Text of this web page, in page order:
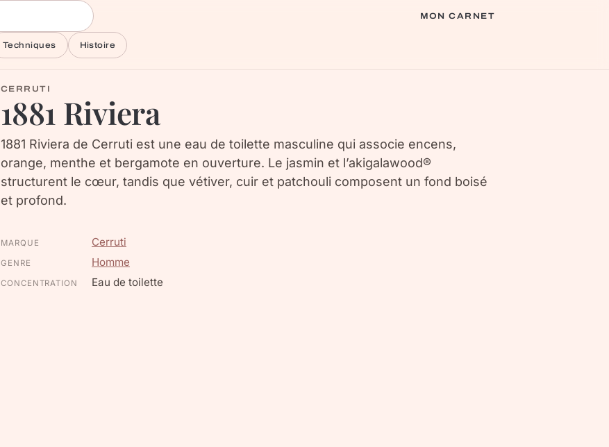
MON CARNET
Techniques Histoire
CERRUTI
1881 Riviera
1881 Riviera de Cerruti est une eau de toilette masculine qui associe encens,
orange, menthe et bergamote en ouverture. Le jasmin et l’akigalawood®
structurent le cœur, tandis que vétiver, cuir et patchouli composent un fond boisé
et profond.
MARQUE Cerruti
GENRE Homme
CONCENTRATION Eau de toilette